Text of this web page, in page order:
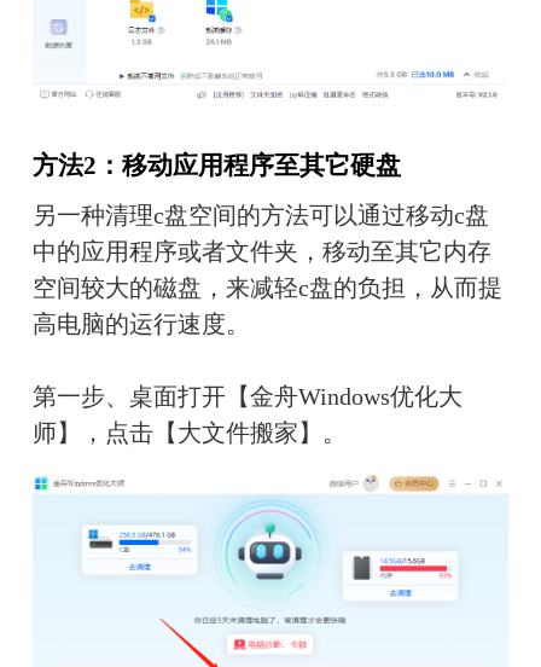
方法2：移动应用程序至其它硬盘
另一种清理c盘空间的方法可以通过移动c盘
中的应用程序或者文件夹，移动至其它内存
空间较大的磁盘，来减轻c盘的负担，从而提
高电脑的运行速度。
第一步、桌面打开【金舟Windows优化大
师】，点击【大文件搬家】。